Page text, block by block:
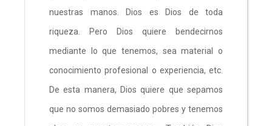
nuestras manos. Dios es Dios de toda
riqueza. Pero Dios quiere bendecirnos
mediante lo que tenemos, sea material o
conocimiento profesional o experiencia, etc.
De esta manera, Dios quiere que sepamos
que no somos demasiado pobres y tenemos